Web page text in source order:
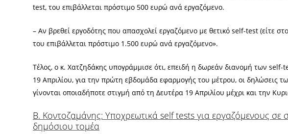
test, του επιβάλλεται πρόστιμο 500 ευρώ ανά εργαζόμενο.
– Αν βρεθεί εργοδότης που απασχολεί εργαζόμενο με θετικό self-test (είτε
του επιβάλλεται πρόστιμο 1.500 ευρώ ανά εργαζόμενο».
Τέλος, ο κ. Χατζηδάκης υπογράμμισε ότι, επειδή η δωρεάν διανομή των self-
19 Απριλίου, για την πρώτη εβδομάδα εφαρμογής του μέτρου, οι δηλώσεις
γίνονται οποιαδήποτε στιγμή από τη Δευτέρα 19 Απριλίου μέχρι και την
Β. Κοντοζαμάνης: Υποχρεωτικά self tests για εργαζόμενους σε
δημόσιου τομέα